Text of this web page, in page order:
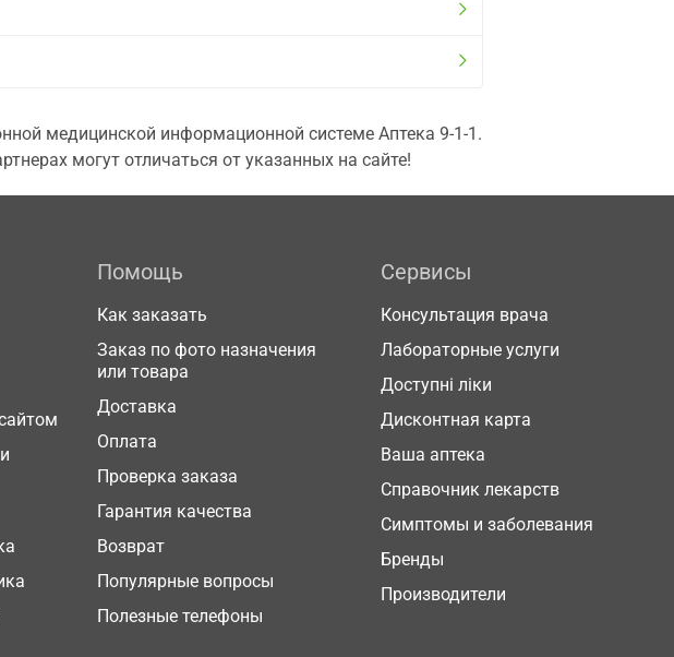
медицинской информационной системе Аптека 9-1-1.
могут отличаться от указанных на сайте!
Помощь
Как заказать
Заказ по фото назначения
или товара
Доставка
Оплата
Проверка заказа
Гарантия качества
Возврат
Популярные вопросы
Полезные телефоны
Сервисы
Консультация врача
Лабораторные услуги
Доступні ліки
Дисконтная карта
Ваша аптека
Справочник лекарств
Симптомы и заболевания
Бренды
Производители